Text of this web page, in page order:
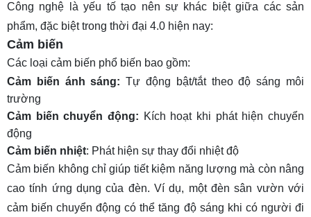
Công nghệ là yếu tố tạo nên sự khác biệt giữa các sản
phẩm, đặc biệt trong thời đại 4.0 hiện nay:
Cảm biến
Các loại cảm biến phổ biến bao gồm:
Cảm biến ánh sáng: Tự động bật/tắt theo độ sáng môi
trường
Cảm biến chuyển động: Kích hoạt khi phát hiện chuyển
động
Cảm biến nhiệt: Phát hiện sự thay đổi nhiệt độ
Cảm biến không chỉ giúp tiết kiệm năng lượng mà còn nâng
cao tính ứng dụng của đèn. Ví dụ, một đèn sân vườn với
cảm biến chuyển động có thể tăng độ sáng khi có người đi